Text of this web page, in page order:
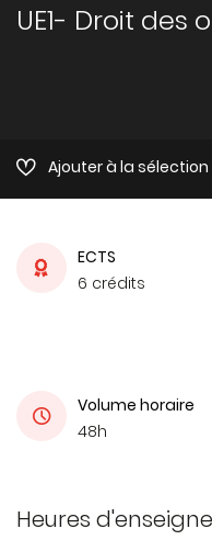
UE1- Droit des
Ajouter à la sélection
ECTS
6 crédits
Volume horaire
48h
Heures